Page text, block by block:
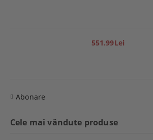
551.99Lei
Abonare
Cele mai vândute produse